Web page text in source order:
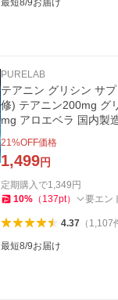
PURELAB
テアニン グリシン サ
修) テアニン200mg グ
mg アロエベラ 国内製
21 %OFF価格
1,499円
定期購入で1,349円
10% （ 137pt） 要エン
4.37（ 1,107
最短8/9お届け